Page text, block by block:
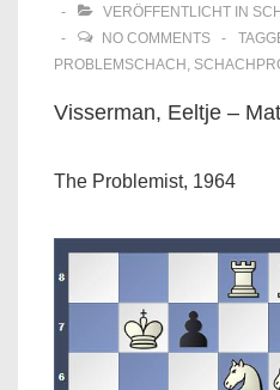
VERÖFFENTLICHT IN
NO COMMENTS
PROBLEMSCHACH ,
Visserman, Eeltje –
The Problemist, 1964